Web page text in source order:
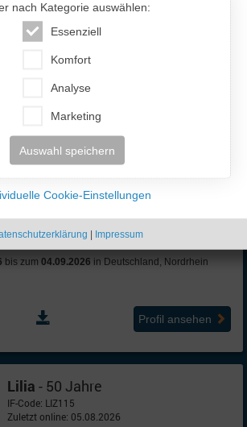
ansehen
Kiev (Ukraine)
164cm / 54kg
ein Kind
48 - 60 Jahre
bis zum 04.09.2026 in Deutschland, Nordrhein
Profil ansehen
Lilia - 50 Jahre
IF-Code: LIZ115
Zuletzt online: 05.08.2026
nach Kategorie auswählen:
Essenziell
Komfort
Analyse
Marketing
Auswahl speichern
Cookie-Einstellungen
| Impressum